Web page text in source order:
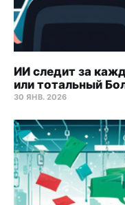
ИИ следит за
или тотальный
30 ЯНВ. 2026